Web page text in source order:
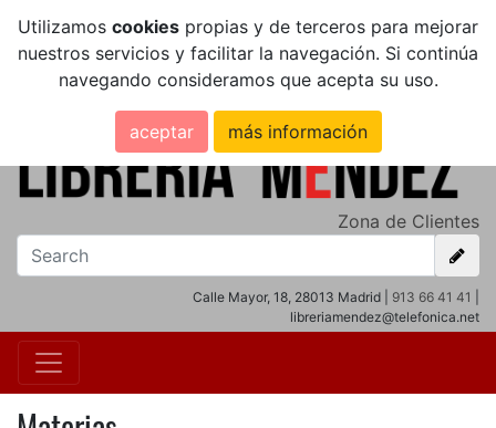
Utilizamos cookies propias y de terceros para mejorar
nuestros servicios y facilitar la navegación. Si continúa
navegando consideramos que acepta su uso.
aceptar más información
Zona de Clientes
Calle Mayor, 18, 28013 Madrid | 913 66 41 41
libreriamendez@telefonica.net